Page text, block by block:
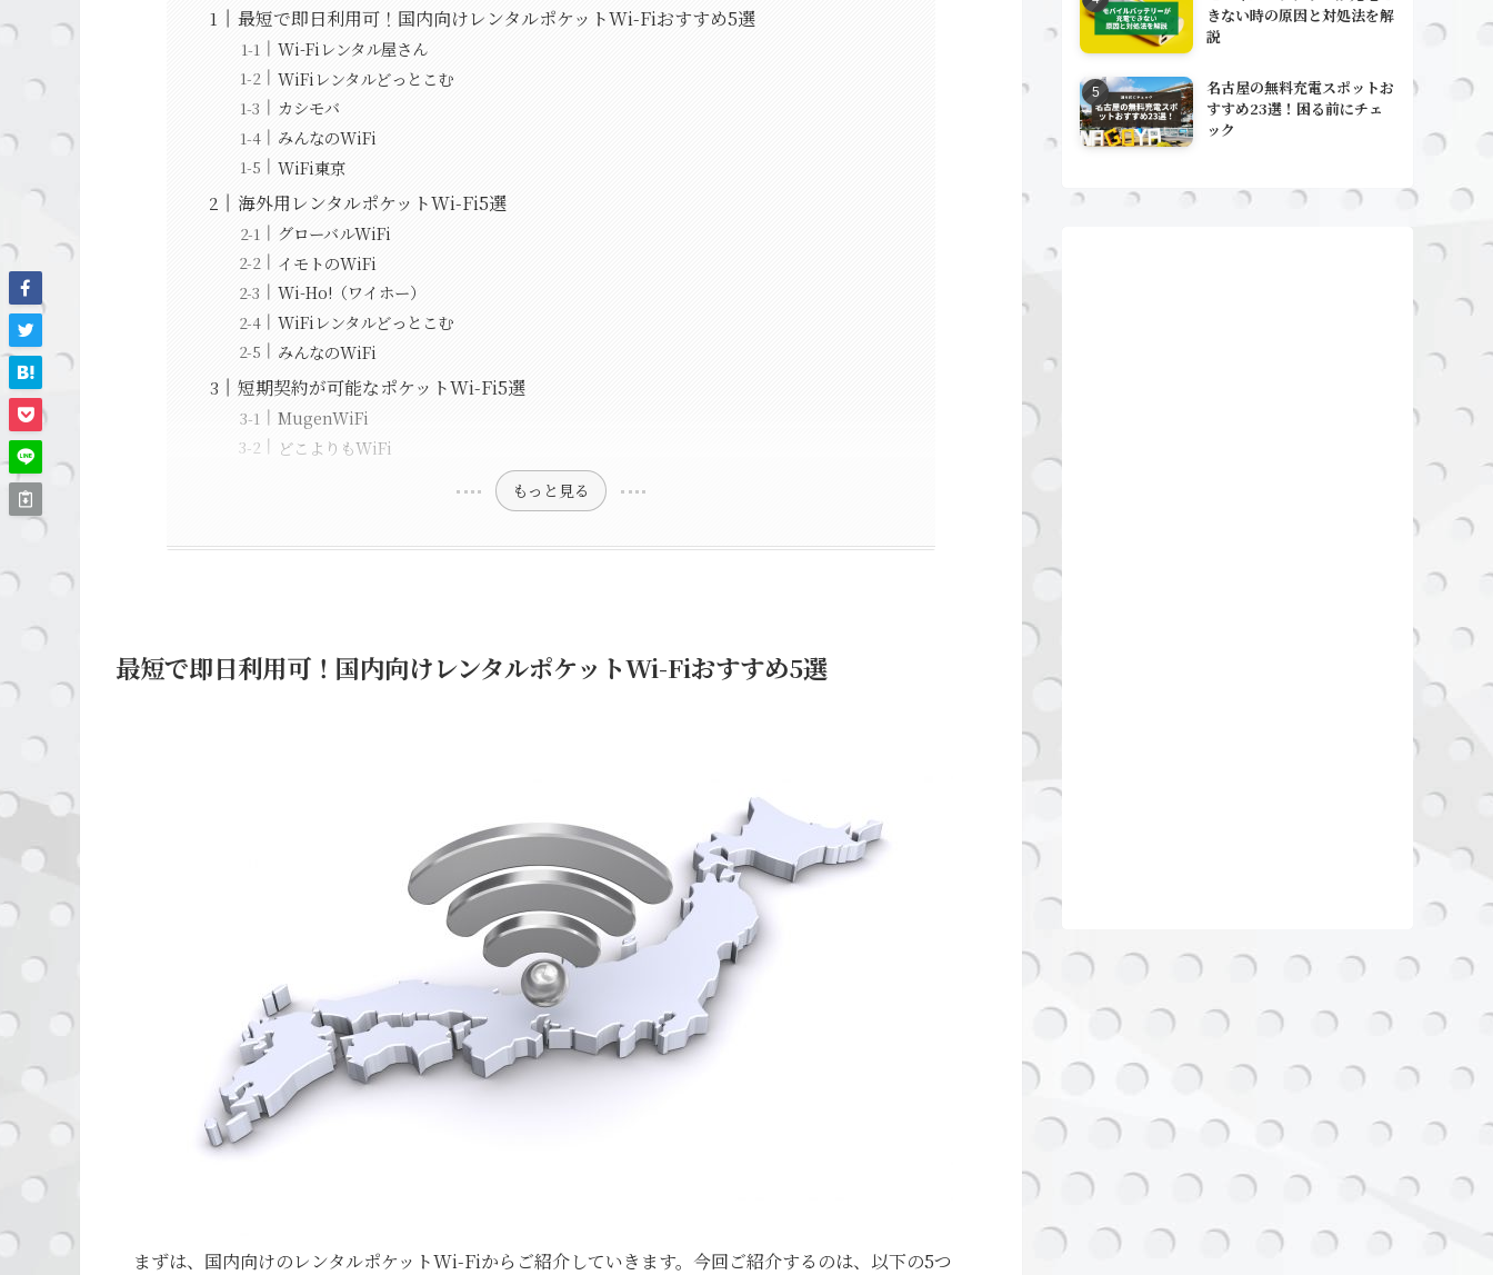
最短で即日利用可！国内向けレンタルポケットWi-Fiおすすめ5選
Wi-Fiレンタル屋さん
WiFiレンタルどっとこむ
カシモバ
みんなのWiFi
WiFi東京
海外用レンタルポケットWi-Fi5選
グローバルWiFi
イモトのWiFi
Wi-Ho!（ワイホー）
WiFiレンタルどっとこむ
みんなのWiFi
短期契約が可能なポケットWi-Fi5選
MugenWiFi
どこよりもWiFi
もっと見る
最短で即日利用可！国内向けレンタルポケットWi-Fiおすすめ5選
まずは、国内向けのレンタルポケットWi-Fiからご紹介していきます。今回ご紹介するのは、以下の5つ
きない時の原因と対処法を解
説
名古屋の無料充電スポットお
すすめ23選！困る前にチェ
ック